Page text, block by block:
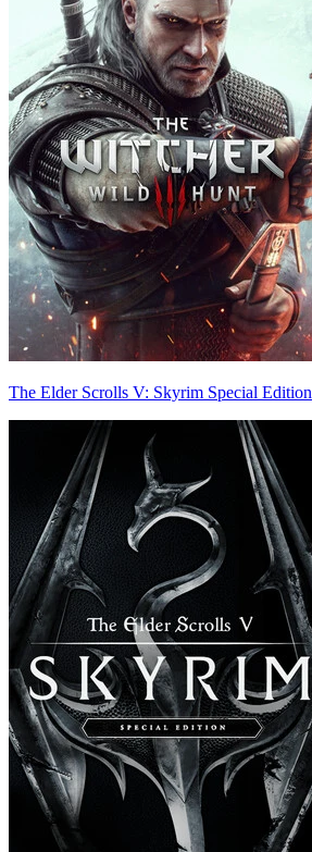
The Elder Scrolls V: Skyrim Special Edition